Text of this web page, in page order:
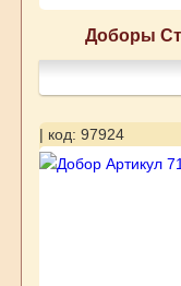
Доборы
| код: 97924